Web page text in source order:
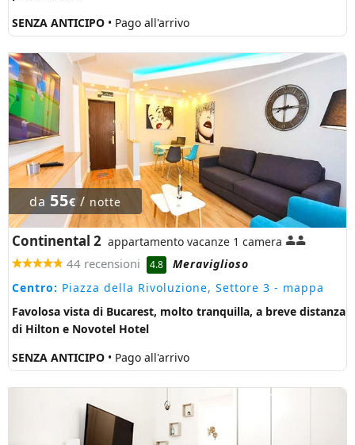
SENZA ANTICIPO • Pago all'arrivo
da 55€/ notte
Continental 2 appartamento vacanze 1 camera
44 recensioni 4.8
Meraviglioso
Centro: Piazza della Rivoluzione, Settore 3 - mappa
Favolosa vista di Bucarest, molto tranquilla, a breve distanza
di Hilton e Novotel Hotel
SENZA ANTICIPO • Pago all'arrivo